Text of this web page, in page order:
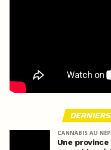
CANNABIS AU
Une